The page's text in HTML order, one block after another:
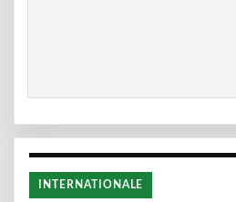
INTERNATIONALE